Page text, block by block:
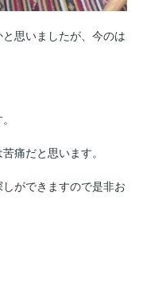
思いましたが、今のは
痛だと思います。
ができますので是非お